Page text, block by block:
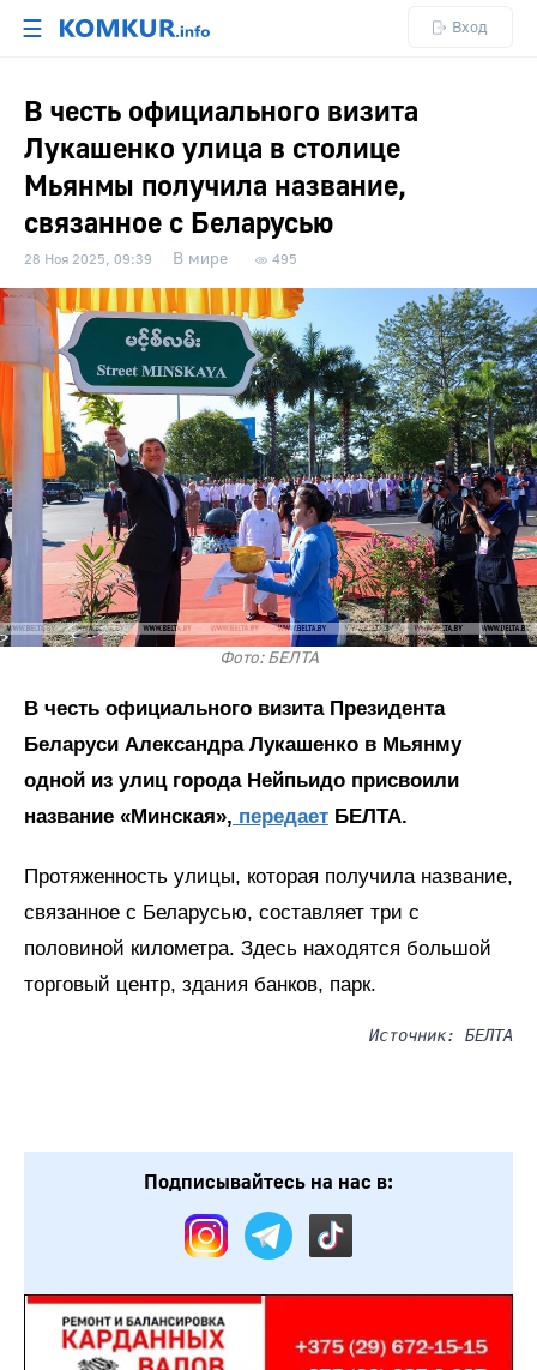
☰ Вход
В честь официального визита
Лукашенко улица в столице
Мьянмы получила название,
связанное с Беларусью
28 Ноя 2025, 09:39 В мире 495
Фото: БЕЛТА
В честь официального визита Президента
Беларуси Александра Лукашенко в Мьянму
одной из улиц города Нейпьидо присвоили
название «Минская», передает БЕЛТА.
Протяженность улицы, которая получила название,
связанное с Беларусью, составляет три с
половиной километра. Здесь находятся большой
торговый центр, здания банков, парк.
Источник: БЕЛТА
Подписывайтесь на нас в: